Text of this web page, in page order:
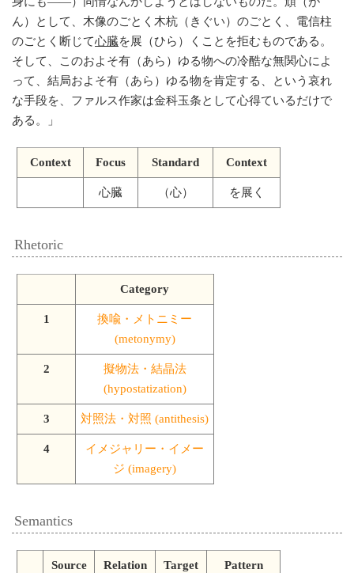
ん）として、木像のごとく木杭（きぐい）のごとく、電信柱
のごとく断じて心臓を展（ひら）くことを拒むものである。
そして、このおよそ有（あら）ゆる物への冷酷な無関心によ
って、結局およそ有（あら）ゆる物を肯定する、という哀れ
な手段を、ファルス作家は金科玉条として心得ているだけで
ある。
」
Context Focus Standard Context
心臓 （心） を展く
Rhetoric
Category
1
換喩・メトニミー
(metonymy)
2
擬物法・結晶法
(hypostatization)
3 対照法・対照 (antithesis)
4
イメジャリー・イメー
ジ (imagery)
Semantics
Source Relation Target Pattern